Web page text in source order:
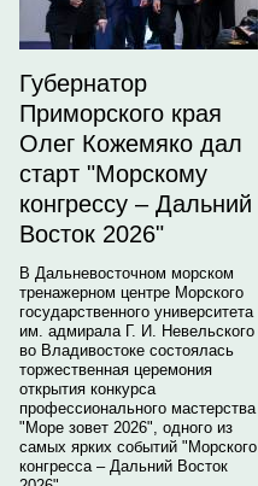
Губернатор
Приморского края
Олег Кожемяко дал
старт "Морскому
конгрессу – Дальний
Восток 2026"
В Дальневосточном морском
тренажерном центре Морского
государственного университета
им. адмирала Г. И. Невельского
во Владивостоке состоялась
торжественная церемония
открытия конкурса
профессионального мастерства
"Море зовет 2026", одного из
самых ярких событий "Морского
конгресса – Дальний Восток